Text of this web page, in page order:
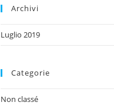
Archivi
Luglio 2019
Categorie
Non classé